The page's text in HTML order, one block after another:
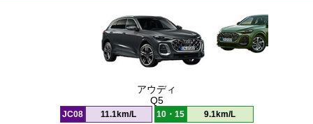
アウディ
Q5
JC08 11.1km/L 10・15 9.1km/L